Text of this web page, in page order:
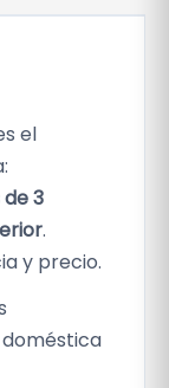
el
3
.
y precio.